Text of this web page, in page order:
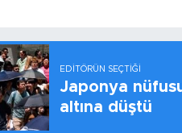
EDITÖRÜN SEÇTIĞI
Japonya
altına düştü